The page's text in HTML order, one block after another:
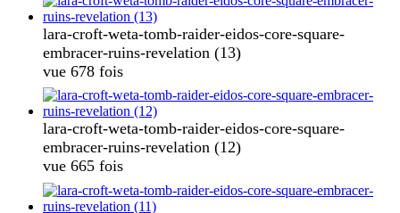
lara-croft-weta-tomb-raider-eidos-core-square-
embracer-ruins-revelation (13)
vue 678 fois
lara-croft-weta-tomb-raider-eidos-core-square-
embracer-ruins-revelation (12)
vue 665 fois